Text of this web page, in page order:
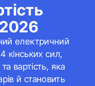
електричний
кінських сил,
вартість, яка
й становить